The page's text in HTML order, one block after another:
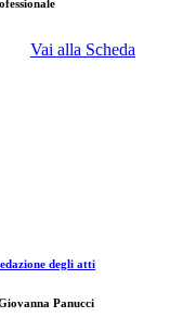
Vai alla Scheda
degli atti
Panucci